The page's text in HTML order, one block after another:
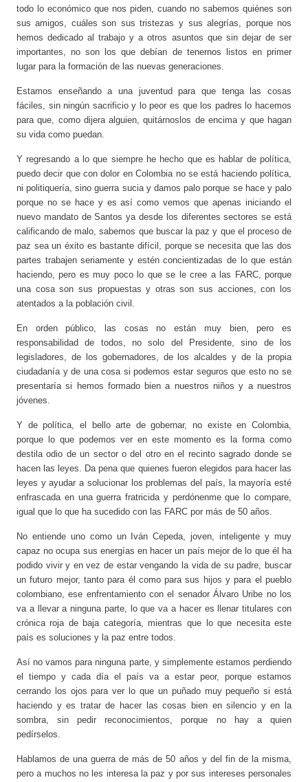
todo lo económico que nos piden, cuando no sabemos quiénes son
sus amigos, cuáles son sus tristezas y sus alegrías, porque nos
hemos dedicado al trabajo y a otros asuntos que sin dejar de ser
importantes, no son los que debían de tenernos listos en primer
lugar para la formación de las nuevas generaciones.
Estamos enseñando a una juventud para que tenga las cosas
fáciles, sin ningún sacrificio y lo peor es que los padres lo hacemos
para que, como dijera alguien, quitárnoslos de encima y que hagan
su vida como puedan.
Y regresando a lo que siempre he hecho que es hablar de política,
puedo decir que con dolor en Colombia no se está haciendo política,
ni politiquería, sino guerra sucia y damos palo porque se hace y palo
porque no se hace y es así como vemos que apenas iniciando el
nuevo mandato de Santos ya desde los diferentes sectores se está
calificando de malo, sabemos que buscar la paz y que el proceso de
paz sea un éxito es bastante difícil, porque se necesita que las dos
partes trabajen seriamente y estén concientizadas de lo que están
haciendo, pero es muy poco lo que se le cree a las FARC, porque
una cosa son sus propuestas y otras son sus acciones, con los
atentados a la población civil.
En orden público, las cosas no están muy bien, pero es
responsabilidad de todos, no solo del Presidente, sino de los
legisladores, de los gobernadores, de los alcaldes y de la propia
ciudadanía y de una cosa si podemos estar seguros que esto no se
presentaría si hemos formado bien a nuestros niños y a nuestros
jóvenes.
Y de política, el bello arte de gobernar, no existe en Colombia,
porque lo que podemos ver en este momento es la forma como
destila odio de un sector o del otro en el recinto sagrado donde se
hacen las leyes. Da pena que quienes fueron elegidos para hacer las
leyes y ayudar a solucionar los problemas del país, la mayoría esté
enfrascada en una guerra fratricida y perdónenme que lo compare,
igual que lo que ha sucedido con las FARC por más de 50 años.
No entiende uno como un Iván Cepeda, joven, inteligente y muy
capaz no ocupa sus energías en hacer un país mejor de lo que él ha
podido vivir y en vez de estar vengando la vida de su padre, buscar
un futuro mejor, tanto para él como para sus hijos y para el pueblo
colombiano, ese enfrentamiento con el senador Álvaro Uribe no los
va a llevar a ninguna parte, lo que va a hacer es llenar titulares con
crónica roja de baja categoría, mientras que lo que necesita este
país es soluciones y la paz entre todos.
Así no vamos para ninguna parte, y simplemente estamos perdiendo
el tiempo y cada día el país va a estar peor, porque estamos
cerrando los ojos para ver lo que un puñado muy pequeño si está
haciendo y es tratar de hacer las cosas bien en silencio y en la
sombra, sin pedir reconocimientos, porque no hay a quien
pedírselos.
Hablamos de una guerra de más de 50 años y del fin de la misma,
pero a muchos no les interesa la paz y por sus intereses personales